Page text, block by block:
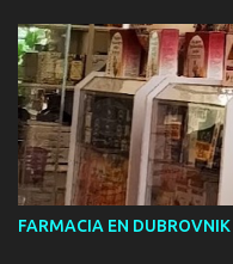
FARMACIA EN DUBROVNIK